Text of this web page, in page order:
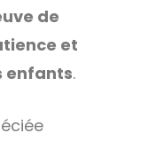
de
et
enfants.